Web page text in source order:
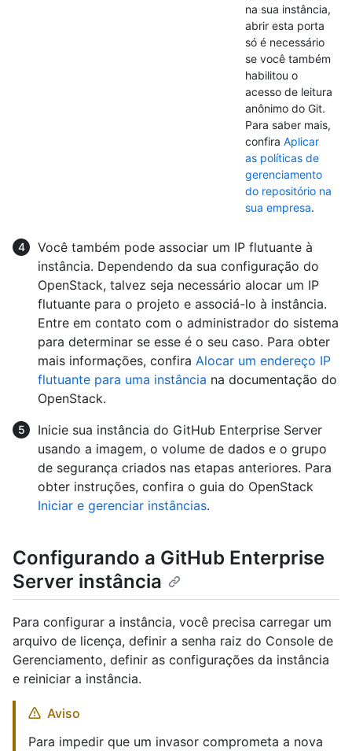
na sua instância,
abrir esta porta
só é necessário
se você também
habilitou o
acesso de leitura
anônimo do Git.
Para saber mais,
confira Aplicar
as políticas de
gerenciamento
do repositório na
sua empresa.
Você também pode associar um IP flutuante à
instância. Dependendo da sua configuração do
OpenStack, talvez seja necessário alocar um IP
flutuante para o projeto e associá-lo à instância.
Entre em contato com o administrador do sistema
para determinar se esse é o seu caso. Para obter
mais informações, confira Alocar um endereço IP
flutuante para uma instância na documentação do
OpenStack.
Inicie sua instância do GitHub Enterprise Server
usando a imagem, o volume de dados e o grupo
de segurança criados nas etapas anteriores. Para
obter instruções, confira o guia do OpenStack
Iniciar e gerenciar instâncias.
Configurando a GitHub Enterprise
Server instância
Para configurar a instância, você precisa carregar um
arquivo de licença, definir a senha raiz do Console de
Gerenciamento, definir as configurações da instância
e reiniciar a instância.
Aviso
Para impedir que um invasor comprometa a nova